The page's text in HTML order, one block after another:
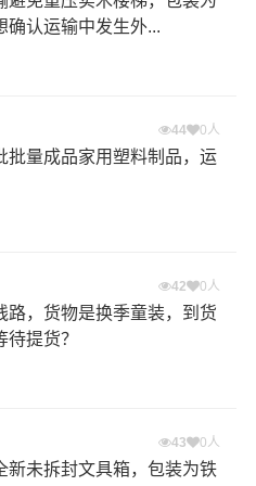
确认运输中发生外...
44 0人
批量成品家用塑料制品，运
42 0人
路，货物是换季童装，到货
提货？
43 0人
新未拆封文具箱，包装为铁